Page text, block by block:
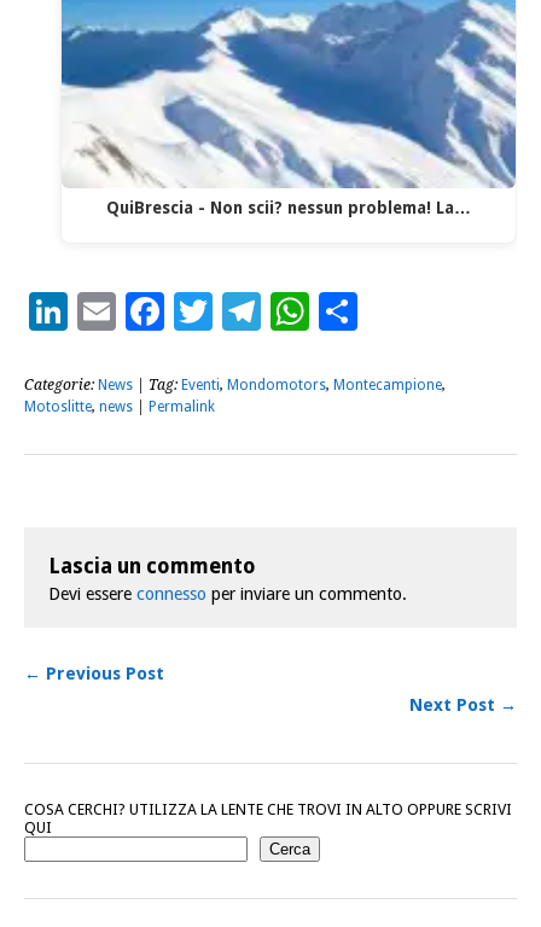
QuiBrescia - Non scii? nessun problema! La…
LinkedIn
EmailFacebook
Twitter
Telegram
WhatsApp
Categorie: News | Tag: Eventi, Mondomotors, Montecampione,
Motoslitte, news Permalink
Lascia un commento
Devi essere connesso per inviare un commento.
← Previous Post
Next Post →
COSA CERCHI? UTILIZZA LA LENTE CHE TROVI IN ALTO OPPURE SCRIVI
QUI
Cerca